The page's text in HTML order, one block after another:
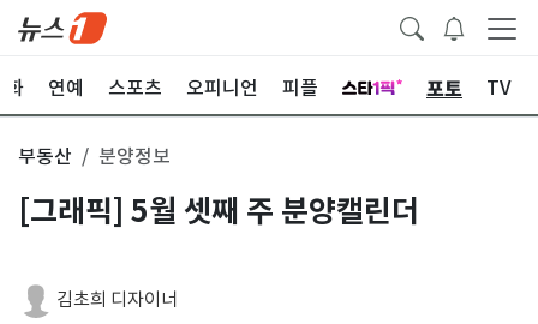
화 연예 스포츠 오피니언 피플 포토 TV
부동산 분양정보
[그래픽] 5월 셋째 주 분양캘린더
김초희 디자이너